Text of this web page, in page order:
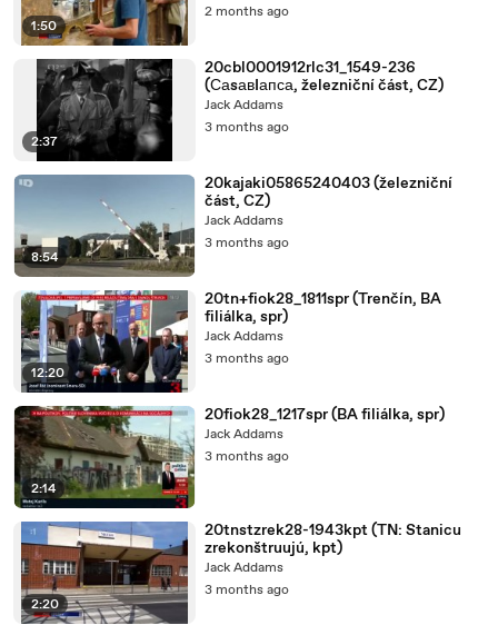
1:50
2 months ago
2:37
20cbl0001912rlc31_1549-236
(СаsавIапса, železniční část, CZ)
Jack Addams
3 months ago
8:54
20kajaki05865240403 (železniční
část, CZ)
Jack Addams
3 months ago
12:20
20tn+fiok28_1811spr (Trenčín, BA
filiálka, spr)
Jack Addams
3 months ago
2:14
20fiok28_1217spr (BA filiálka, spr)
Jack Addams
3 months ago
2:20
20tnstzrek28-1943kpt (TN: Stanicu
zrekonštruujú, kpt)
Jack Addams
3 months ago